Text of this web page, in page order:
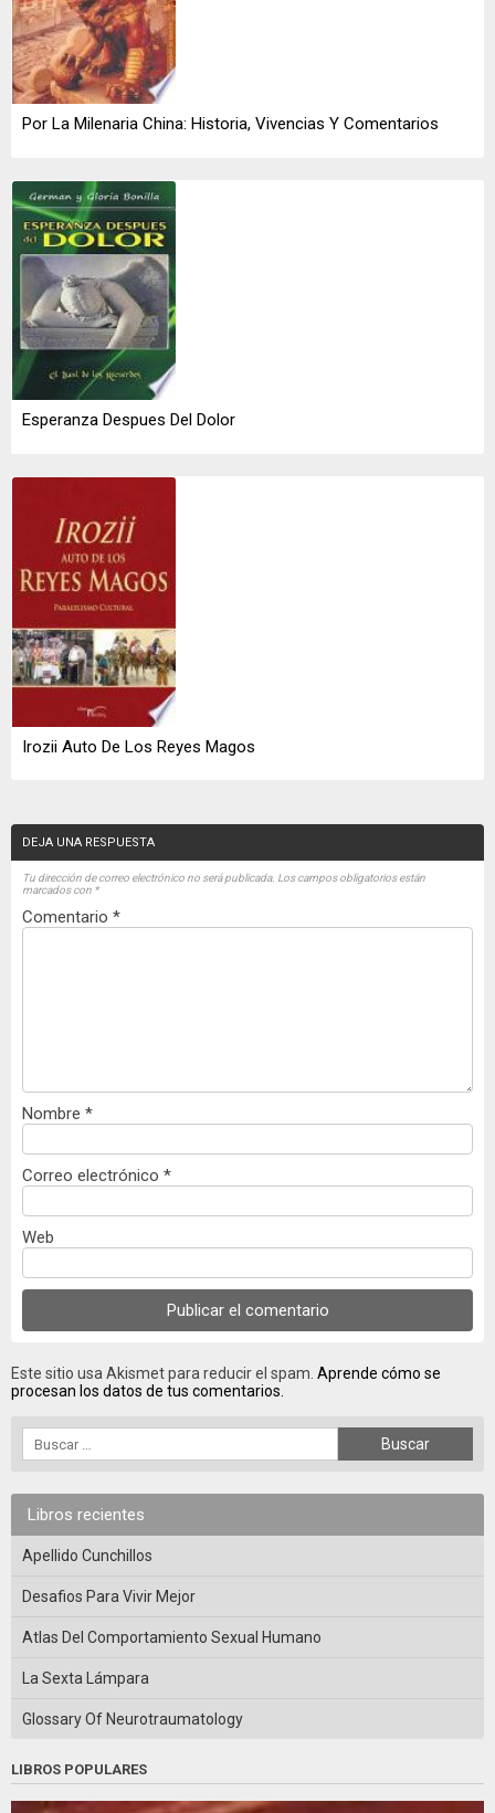
Por La Milenaria China: Historia, Vivencias Y Comentarios
Esperanza Despues Del Dolor
Irozii Auto De Los Reyes Magos
DEJA UNA RESPUESTA
Tu dirección de correo electrónico no será publicada. Los campos obligatorios están
marcados con *
Comentario *
Nombre *
Correo electrónico *
Web
Este sitio usa Akismet para reducir el spam. Aprende cómo se
procesan los datos de tus comentarios.
Libros recientes
Apellido Cunchillos
Desafios Para Vivir Mejor
Atlas Del Comportamiento Sexual Humano
La Sexta Lámpara
Glossary Of Neurotraumatology
LIBROS POPULARES